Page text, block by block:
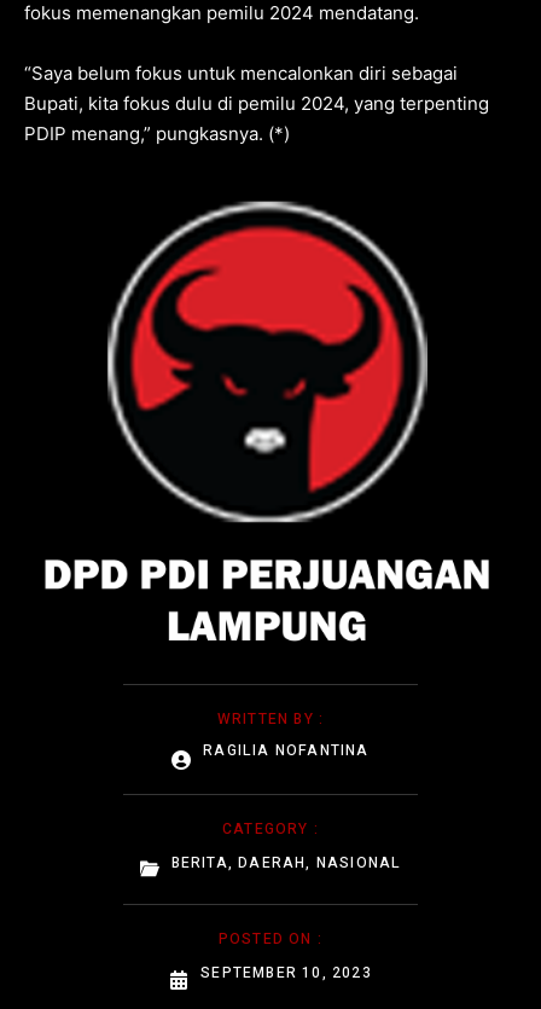
WRITTEN BY :
RAGILIA NOFANTINA
CATEGORY :
BERITA,DAERAH, NASIONAL
POSTED ON :
SEPTEMBER 10, 2023
fokus memenangkan pemilu 2024 mendatang.
“Saya belum fokus untuk mencalonkan diri sebagai
Bupati, kita fokus dulu di pemilu 2024, yang terpenting
PDIP menang,” pungkasnya. (*)